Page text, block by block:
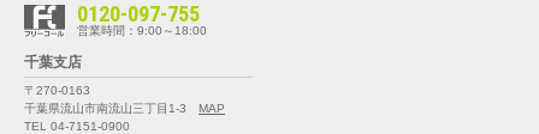
0120-097-755
営業時間：9:00～18:00
千葉支店
〒270-0163
千葉県流山市南流山三丁目1-3
MAP
TEL 04-7151-0900